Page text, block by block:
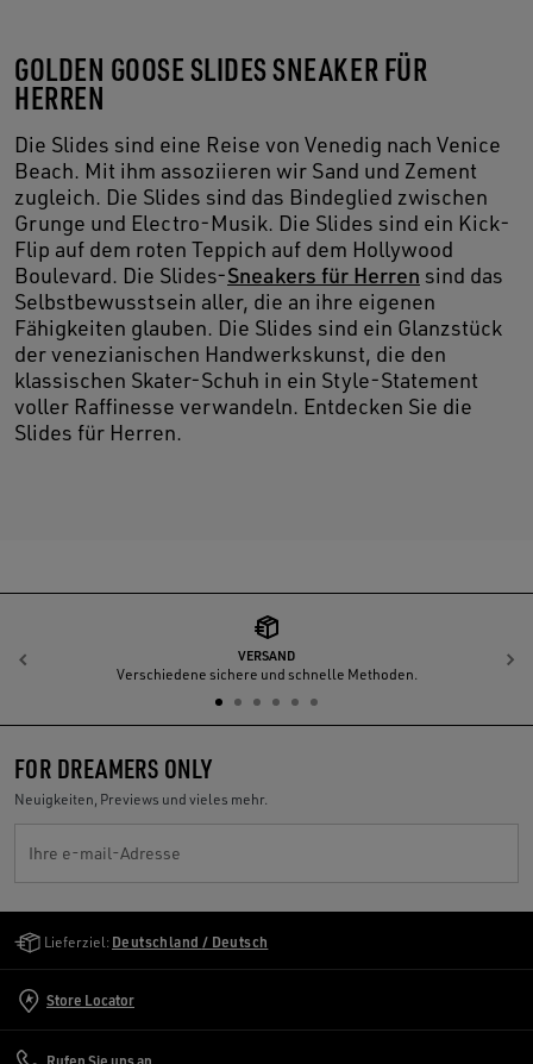
GOLDEN GOOSE SLIDES SNEAKER FÜR
HERREN
Die Slides sind eine Reise von Venedig nach Venice
Beach. Mit ihm assoziieren wir Sand und Zement
zugleich. Die Slides sind das Bindeglied zwischen
Grunge und Electro-Musik. Die Slides sind ein Kick-
Flip auf dem roten Teppich auf dem Hollywood
Boulevard. Die Slides-Sneakers für Herren sind das
Selbstbewusstsein aller, die an ihre eigenen
Fähigkeiten glauben. Die Slides sind ein Glanzstück
der venezianischen Handwerkskunst, die den
klassischen Skater-Schuh in ein Style-Statement
voller Raffinesse verwandeln. Entdecken Sie die
Slides für Herren.
VERSAND
Verschiedene sichere und schnelle Methoden.
Zurück
FOR DREAMERS ONLY
Neuigkeiten, Previews und vieles mehr.
Ihre e-mail-Adresse
Lieferziel: Deutschland / Deutsch
Store Locator